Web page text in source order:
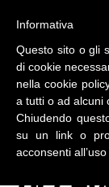
BLOG SU OCCHIALI
Informativa
Questo sito o gli
di cookie
nella cookie
a tutti o ad alcuni
Chiudendo
su un link o
acconsenti